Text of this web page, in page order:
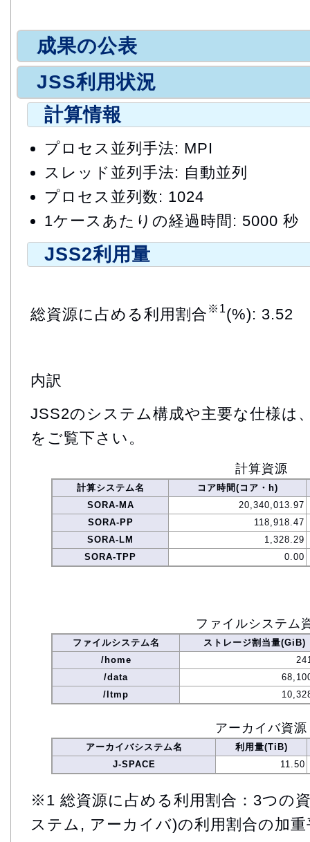
成果の公表
JSS利用状況
計算情報
プロセス並列手法: MPI
スレッド並列手法: 自動並列
プロセス並列数: 1024
1ケースあたりの経過時間: 5000 秒
JSS2利用量
総資源に占める利用割合 ※1(%): 3.52
内訳
JSS2のシステム構成や主要な仕様は
をご覧下さい。
計算資源
計算システム名
コア時間(コア・h)
SORA-MA
20,340,013.97
SORA-PP
118,918.47
SORA-LM
1,328.29
SORA-TPP
0.00
ファイルシステム
ファイルシステム名
ストレージ割当量(GiB)
/home
/data
/ltmp
アーカイバ資源
アーカイバシステム名
利用量(TiB)
J-SPACE
11.50
※1 総資源に占める利用割合：3つの
ステム, アーカイバ)の利用割合の加重